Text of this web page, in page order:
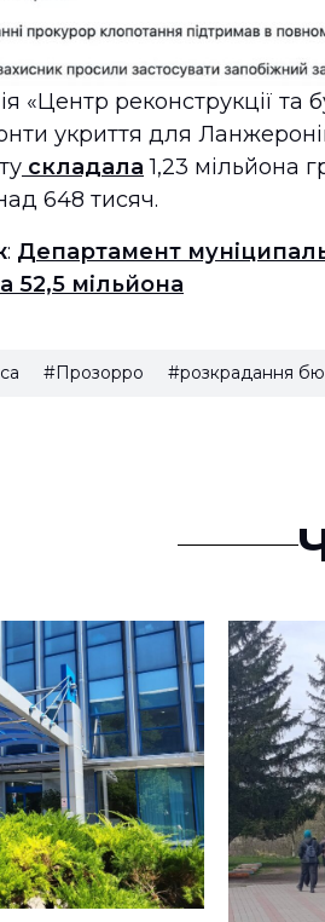
«Центр реконструкції та
укриття для
складала 1,23 мільйона
648 тисяч.
: Департамент
52,5 мільйона
#Прозорро #розкрадання